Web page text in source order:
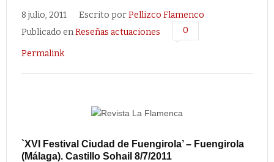
8 julio, 2011 Escrito porPellizco Flamenco
Publicado enReseñas actuaciones 0
Permalink
`XVI Festival Ciudad de Fuengirola’ – Fuengirola
(Málaga). Castillo Sohail 8/7/2011